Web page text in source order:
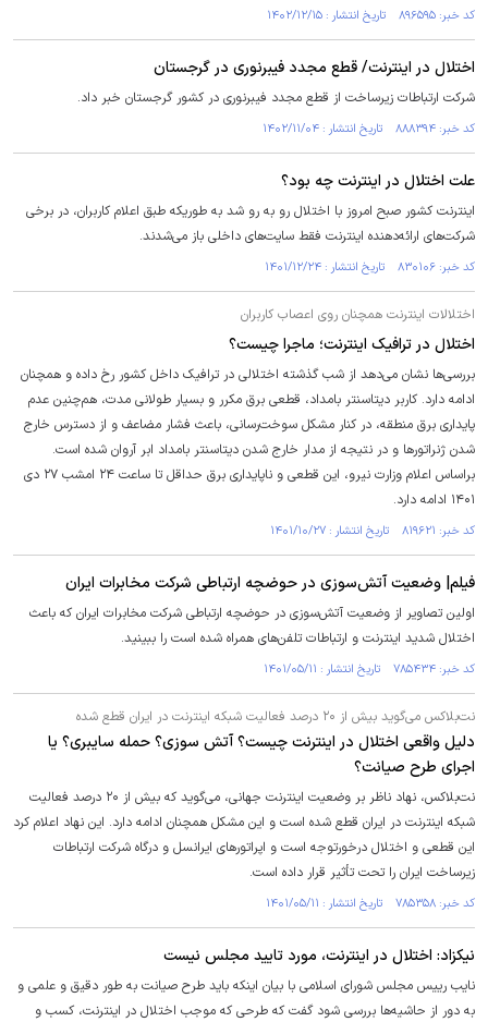
کد خبر: ۸۹۶۵۹۵ تاریخ انتشار : ۱۴۰۲/۱۲/۱۵
اختلال در اینترنت/ قطع مجدد فیبرنوری در گرجستان
شرکت ارتباطات زیرساخت از قطع مجدد فیبرنوری در کشور گرجستان خبر داد.
کد خبر: ۸۸۸۳۹۴ تاریخ انتشار : ۱۴۰۲/۱۱/۰۴
علت اختلال در اینترنت چه بود؟
اینترنت کشور صبح امروز با اختلال رو به رو شد به طوریکه طبق اعلام کاربران، در برخی
شرکت‌های ارائه‌دهنده اینترنت فقط سایت‌های داخلی باز می‌شدند.
کد خبر: ۸۳۰۱۰۶ تاریخ انتشار : ۱۴۰۱/۱۲/۲۴
اختلالات اینترنت همچنان روی اعصاب کاربران
اختلال در ترافیک اینترنت؛ ماجرا چیست؟
بررسی‌ها نشان می‌دهد از شب گذشته اختلالی در ترافیک داخل کشور رخ داده و همچنان
ادامه دارد. کاربر دیتاسنتر بامداد، قطعی برق مکرر و بسیار طولانی مدت، هم‌چنین عدم
پایداری برق منطقه، در کنار مشکل سوخت‌رسانی، باعث فشار مضاعف و از دسترس‌ خارج
شدن ژنراتورها و در نتیجه از مدار خارج شدن دیتاسنتر بامداد ابر آروان شده است.
براساس اعلام وزارت نیرو، این قطعی و ناپایداری برق حداقل تا ساعت ۲۴ امشب ۲۷ دی
۱۴۰۱ ادامه دارد.
کد خبر: ۸۱۹۶۲۱ تاریخ انتشار : ۱۴۰۱/۱۰/۲۷
فیلم| وضعیت آتش‌سوزی در حوضچه ارتباطی شرکت مخابرات ایران
اولین تصاویر از وضعیت آتش‌سوزی در حوضچه ارتباطی شرکت مخابرات ایران که باعث
اختلال شدید اینترنت و ارتباطات تلفن‌های همراه شده است را ببینید.
کد خبر: ۷۸۵۴۳۴ تاریخ انتشار : ۱۴۰۱/۰۵/۱۱
نت‌بلاکس می‌گوید بیش از ۲۰ درصد فعالیت شبکه اینترنت در ایران قطع شده
دلیل واقعی اختلال در اینترنت چیست؟ آتش سوزی؟ حمله سایبری؟ یا
اجرای طرح صیانت؟
نت‌بلاکس، نهاد ناظر بر وضعیت اینترنت جهانی، می‌گوید که بیش از ۲۰ درصد فعالیت
شبکه اینترنت در ایران قطع شده است و این مشکل همچنان ادامه دارد. این نهاد اعلام کرد
این قطعی و اختلال درخورتوجه است و اپراتورهای ایرانسل و درگاه شرکت ارتباطات
زیرساخت ایران را تحت تأثیر قرار داده است.
کد خبر: ۷۸۵۳۵۸ تاریخ انتشار : ۱۴۰۱/۰۵/۱۱
نیکزاد: اختلال در اینترنت، مورد تایید مجلس نیست
نایب رییس مجلس شورای اسلامی با بیان اینکه باید طرح صیانت به طور دقیق و علمی و
به دور از حاشیه‌ها بررسی شود گفت که طرحی که موجب اختلال در اینترنت، کسب و